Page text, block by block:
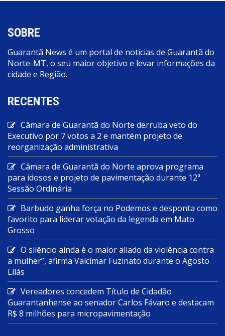
SOBRE
Guarantã News é um portal de notícias de Guarantã do
Norte-MT, o seu maior objetivo e levar informações da
cidade e Região.
RECENTES
Câmara de Guarantã do Norte derruba veto do
Executivo por 7 votos a 2 e mantém projeto de
reorganização administrativa
Câmara de Guarantã do Norte aprova programa
para idosos e projeto de pavimentação durante 12ª
Sessão Ordinária
Barbudo ganha força no Podemos e desponta como
favorito para liderar votação da legenda em Mato
Grosso
O silêncio ainda é o maior aliado da violência contra
a mulher”, afirma Valcimar Fuzinato durante o Agosto
Lilás
Vereadores concedem Título de Cidadão
Guarantanhense ao senador Carlos Fávaro e destacam
R$ 8 milhões para micropavimentação